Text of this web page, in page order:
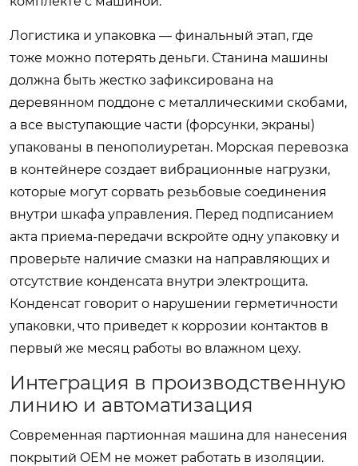
Логистика и упаковка — финальный этап, где
тоже можно потерять деньги. Станина машины
должна быть жестко зафиксирована на
деревянном поддоне с металлическими скобами,
а все выступающие части (форсунки, экраны)
упакованы в пенополиуретан. Морская перевозка
в контейнере создает вибрационные нагрузки,
которые могут сорвать резьбовые соединения
внутри шкафа управления. Перед подписанием
акта приема-передачи вскройте одну упаковку и
проверьте наличие смазки на направляющих и
отсутствие конденсата внутри электрощита.
Конденсат говорит о нарушении герметичности
упаковки, что приведет к коррозии контактов в
первый же месяц работы во влажном цеху.
Интеграция в производственную
линию и автоматизация
Современная партионная машина для нанесения
покрытий OEM не может работать в изоляции.